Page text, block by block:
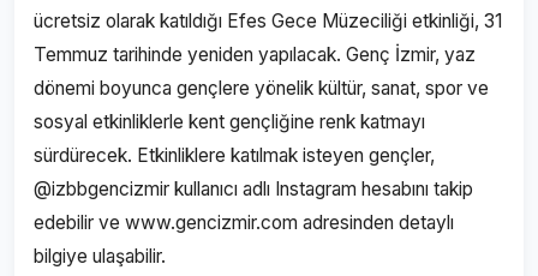
ücretsiz olarak katıldığı Efes Gece Müzeciliği etkinliği, 31
Temmuz tarihinde yeniden yapılacak. Genç İzmir, yaz
dönemi boyunca gençlere yönelik kültür, sanat, spor ve
sosyal etkinliklerle kent gençliğine renk katmayı
sürdürecek. Etkinliklere katılmak isteyen gençler,
@izbbgencizmir kullanıcı adlı Instagram hesabını takip
edebilir ve www.gencizmir.com adresinden detaylı
bilgiye ulaşabilir.